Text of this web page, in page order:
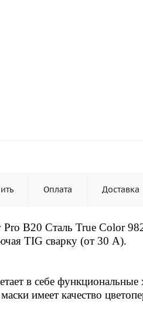
Оплата Доставка
Pro B20 Сталь True Color
TIG сварку (от 30 А).
в себе функциональные
имеет качество